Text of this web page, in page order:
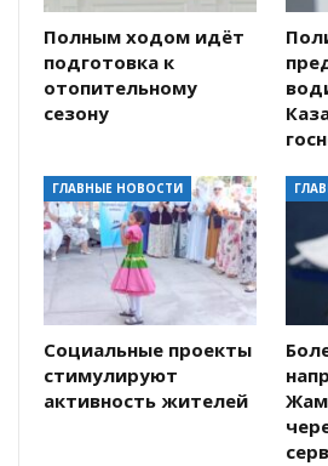
Полным ходом идёт
подготовка к
отопительному
сезону
ГЛАВНЫЕ НОВОСТИ
Социальные проекты
стимулируют
активность жителей